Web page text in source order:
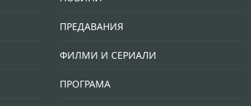
ПРЕДАВАНИЯ
ФИЛМИ И СЕРИАЛИ
ПРОГРАМА